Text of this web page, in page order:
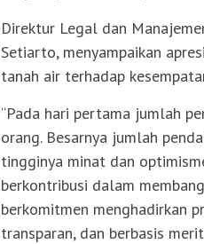
Direktur Legal dan
Setiarto, menyampaikan
tanah air terhadap
“Pada hari pertama jumlah
orang. Besarnya jumlah
tingginya minat dan
berkontribusi dalam
berkomitmen menghadirkan
transparan, dan berbasis